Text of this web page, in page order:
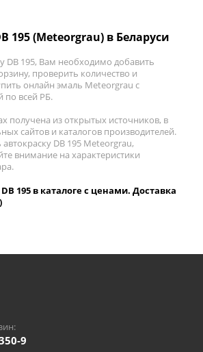
195 (Meteorgrau) в Беларуси
DB 195, Вам необходимо добавить
проверить количество и
онлайн эмаль Meteorgrau с
по всей РБ.
получена из открытых источников, в
сайтов и каталогов производителей.
DB 195 Meteorgrau,
внимание на характеристики
195 в каталоге с ценами. Доставка
9